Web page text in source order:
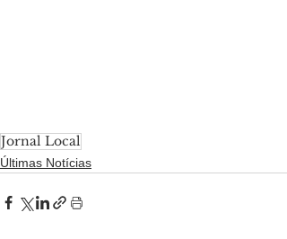
Jornal Local
Últimas Notícias